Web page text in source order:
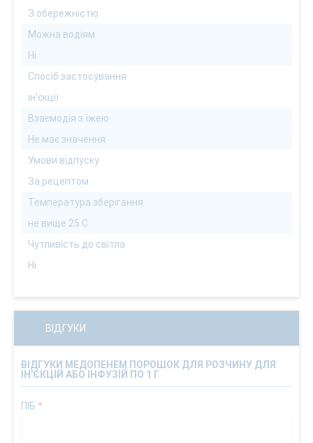
З обережністю
Можна водіям
Ні
Спосіб застосування
ін'єкції
Взаємодія з їжею
Не має значення
Умови відпуску
За рецептом
Температура зберігання
не вище 25 С
Чутливість до світла
Ні
ВІДГУКИ
ВІДГУКИ МЕДОПЕНЕМ ПОРОШОК ДЛЯ РОЗЧИНУ ДЛЯ
ІН'ЄКЦІЙ АБО ІНФУЗІЙ ПО 1 Г
ПІБ *